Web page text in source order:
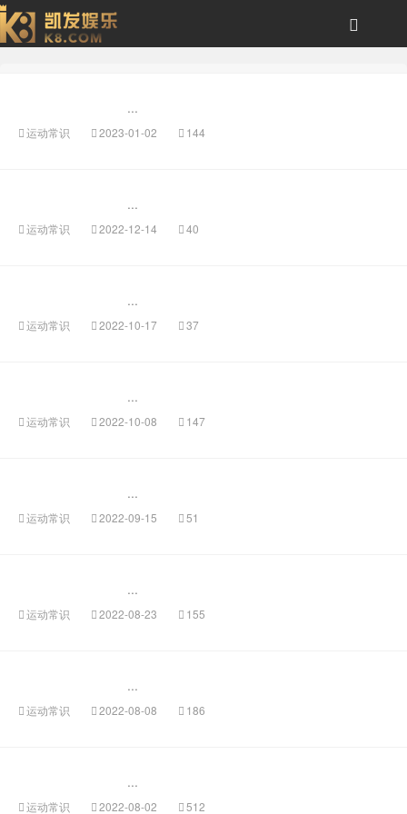
...
运动常识 2023-01-02 144
...
运动常识 2022-12-14 40
...
运动常识 2022-10-17 37
...
运动常识 2022-10-08 147
...
运动常识 2022-09-15 51
...
运动常识 2022-08-23 155
...
运动常识 2022-08-08 186
...
运动常识 2022-08-02 512